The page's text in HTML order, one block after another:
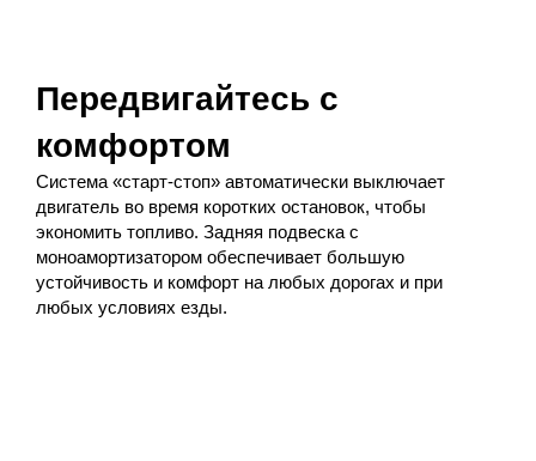
Передвигайтесь с
комфортом
Система «старт-стоп» автоматически выключает
двигатель во время коротких остановок, чтобы
экономить топливо. Задняя подвеска с
моноамортизатором обеспечивает большую
устойчивость и комфорт на любых дорогах и при
любых условиях езды.